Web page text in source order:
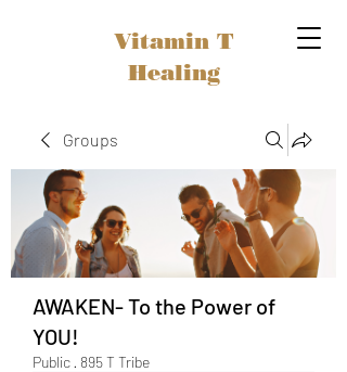
Vitamin T
Healing
Groups
AWAKEN- To the Power of
YOU!
Public · 895 T Tribe